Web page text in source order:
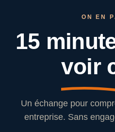
ON EN
15
voir
Un échange pour
entreprise. Sans